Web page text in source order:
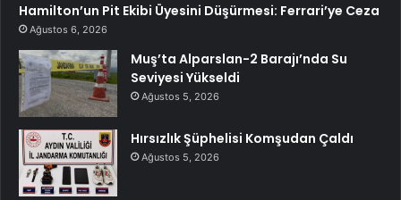
Hamilton’un Pit Ekibi Üyesini Düşürmesi: Ferrari’ye Ceza
Ağustos 6, 2026
Muş’ta Alparslan-2 Barajı’nda Su
Seviyesi Yükseldi
Ağustos 5, 2026
Hırsızlık Şüphelisi Komşudan Çaldı
Ağustos 5, 2026